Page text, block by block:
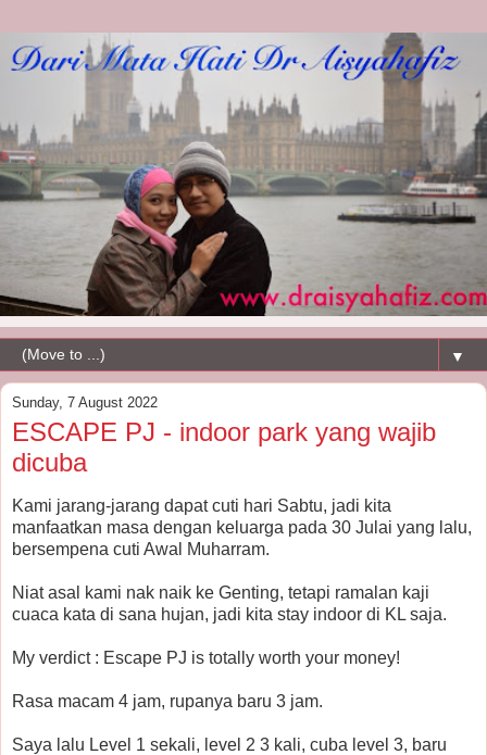
▼
Sunday, 7 August 2022
ESCAPE PJ - indoor park yang wajib
dicuba
Kami jarang-jarang dapat cuti hari Sabtu, jadi kita
manfaatkan masa dengan keluarga pada 30 Julai yang lalu,
bersempena cuti Awal Muharram.
Niat asal kami nak naik ke Genting, tetapi ramalan kaji
cuaca kata di sana hujan, jadi kita stay indoor di KL saja.
My verdict : Escape PJ is totally worth your money!
Rasa macam 4 jam, rupanya baru 3 jam.
Saya lalu Level 1 sekali, level 2 3 kali, cuba level 3, baru